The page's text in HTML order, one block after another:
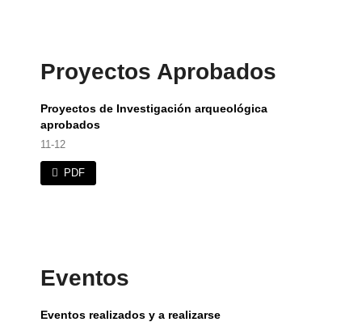
Proyectos Aprobados
Proyectos de Investigación arqueológica
aprobados
11-12
PDF
Eventos
Eventos realizados y a realizarse